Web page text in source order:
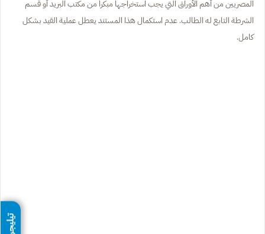
المصريين من أهم الأوراق التي يجب استخراجها مبكراً من مكتب البريد أو قسم
الشرطة التابع له الطالب. عدم استكمال هذا المستند يعطل عملية القيد بشكل
كامل.